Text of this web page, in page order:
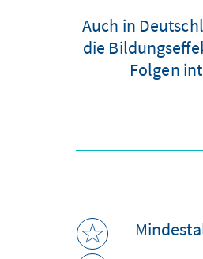
Auch in
die
Folgen